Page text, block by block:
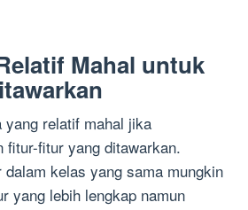
Mahal untuk
yang relatif mahal jika
fitur-fitur yang ditawarkan.
dalam kelas yang sama mungkin
yang lebih lengkap namun